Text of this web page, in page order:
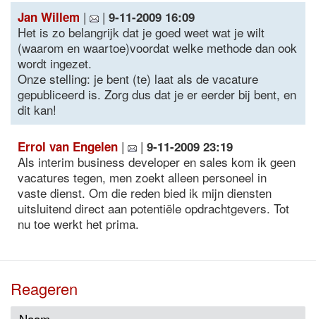
Jan Willem | | 9-11-2009 16:09
Het is zo belangrijk dat je goed weet wat je wilt
(waarom en waartoe)voordat welke methode dan ook
wordt ingezet.
Onze stelling: je bent (te) laat als de vacature
gepubliceerd is. Zorg dus dat je er eerder bij bent, en
dit kan!
Errol van Engelen | | 9-11-2009 23:19
Als interim business developer en sales kom ik geen
vacatures tegen, men zoekt alleen personeel in
vaste dienst. Om die reden bied ik mijn diensten
uitsluitend direct aan potentiële opdrachtgevers. Tot
nu toe werkt het prima.
Reageren